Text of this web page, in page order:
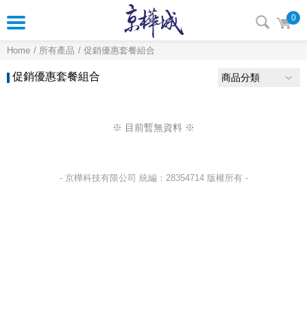
0
Home 所有產品 促銷優惠套餐組合
促銷優惠套餐組合 商品分類
※ 目前暫無資料 ※
- 京樺科技有限公司 統編：28354714 版權所有 -